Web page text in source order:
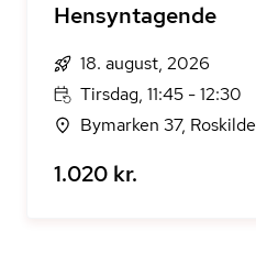
Hensyntagende
18. august, 2026
Tirsdag, 11:45 - 12:30
Bymarken 37, Roskilde
1.020 kr.